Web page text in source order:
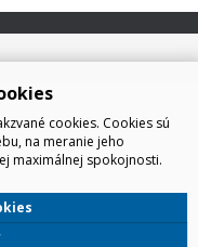
cookies. Cookies sú
na meranie jeho
maximálnej spokojnosti.